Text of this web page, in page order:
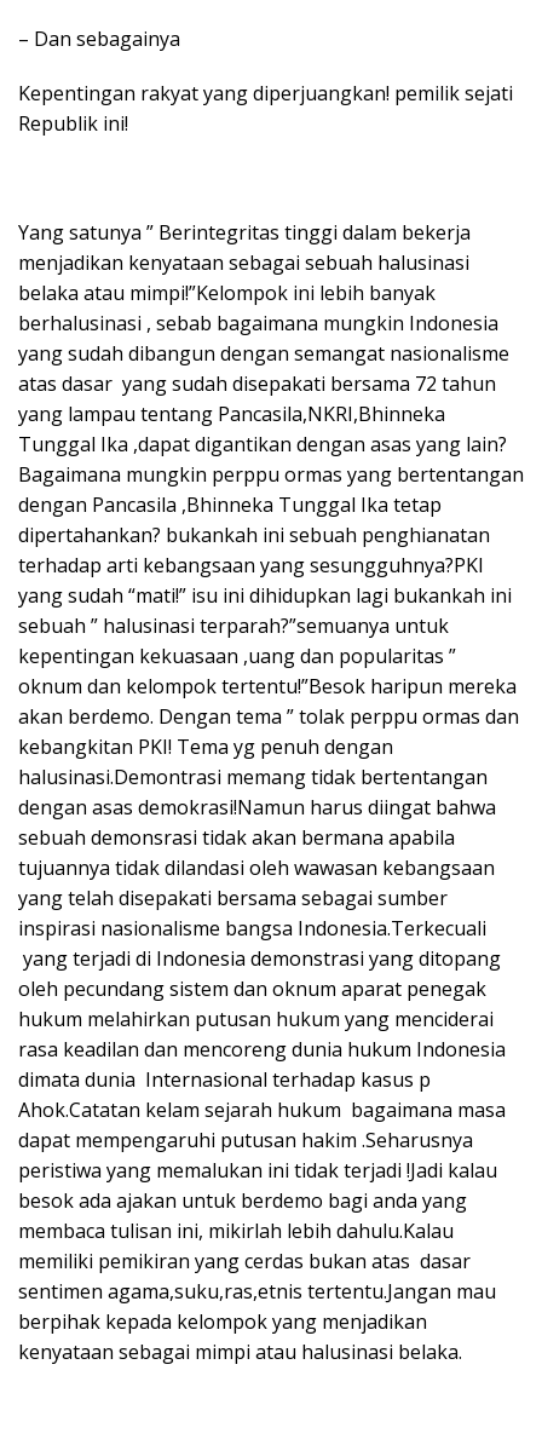
– Dan sebagainya
Kepentingan rakyat yang diperjuangkan! pemilik sejati
Republik ini!
Yang satunya ” Berintegritas tinggi dalam bekerja
menjadikan kenyataan sebagai sebuah halusinasi
belaka atau mimpi!”Kelompok ini lebih banyak
berhalusinasi , sebab bagaimana mungkin Indonesia
yang sudah dibangun dengan semangat nasionalisme
atas dasar yang sudah disepakati bersama 72 tahun
yang lampau tentang Pancasila,NKRI,Bhinneka
Tunggal Ika ,dapat digantikan dengan asas yang lain?
Bagaimana mungkin perppu ormas yang bertentangan
dengan Pancasila ,Bhinneka Tunggal Ika tetap
dipertahankan? bukankah ini sebuah penghianatan
terhadap arti kebangsaan yang sesungguhnya?PKI
yang sudah “mati!” isu ini dihidupkan lagi bukankah ini
sebuah ” halusinasi terparah?”semuanya untuk
kepentingan kekuasaan ,uang dan popularitas ”
oknum dan kelompok tertentu!”Besok haripun mereka
akan berdemo. Dengan tema ” tolak perppu ormas dan
kebangkitan PKI! Tema yg penuh dengan
halusinasi.Demontrasi memang tidak bertentangan
dengan asas demokrasi!Namun harus diingat bahwa
sebuah demonsrasi tidak akan bermana apabila
tujuannya tidak dilandasi oleh wawasan kebangsaan
yang telah disepakati bersama sebagai sumber
inspirasi nasionalisme bangsa Indonesia.Terkecuali
yang terjadi di Indonesia demonstrasi yang ditopang
oleh pecundang sistem dan oknum aparat penegak
hukum melahirkan putusan hukum yang menciderai
rasa keadilan dan mencoreng dunia hukum Indonesia
dimata dunia Internasional terhadap kasus p
Ahok.Catatan kelam sejarah hukum bagaimana masa
dapat mempengaruhi putusan hakim .Seharusnya
peristiwa yang memalukan ini tidak terjadi !Jadi kalau
besok ada ajakan untuk berdemo bagi anda yang
membaca tulisan ini, mikirlah lebih dahulu.Kalau
memiliki pemikiran yang cerdas bukan atas dasar
sentimen agama,suku,ras,etnis tertentu.Jangan mau
berpihak kepada kelompok yang menjadikan
kenyataan sebagai mimpi atau halusinasi belaka.